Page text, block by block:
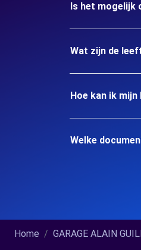
Is het mogelijk
Wat zijn de
Hoe kan ik
Welke
Home GARAGE ALAIN